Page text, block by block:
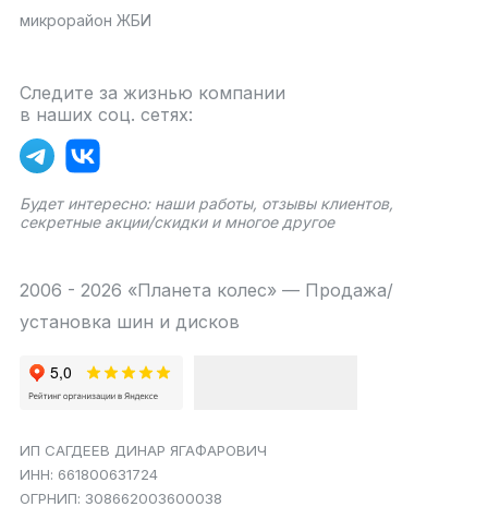
микрорайон ЖБИ
Следите за жизнью компании
в наших соц. сетях:
Будет интересно: наши работы, отзывы клиентов,
секретные акции/скидки и многое другое
2006 - 2026 «Планета колес» — Продажа/
установка шин и дисков
ИП САГДЕЕВ ДИНАР ЯГАФАРОВИЧ
ИНН: 661800631724
ОГРНИП: 308662003600038